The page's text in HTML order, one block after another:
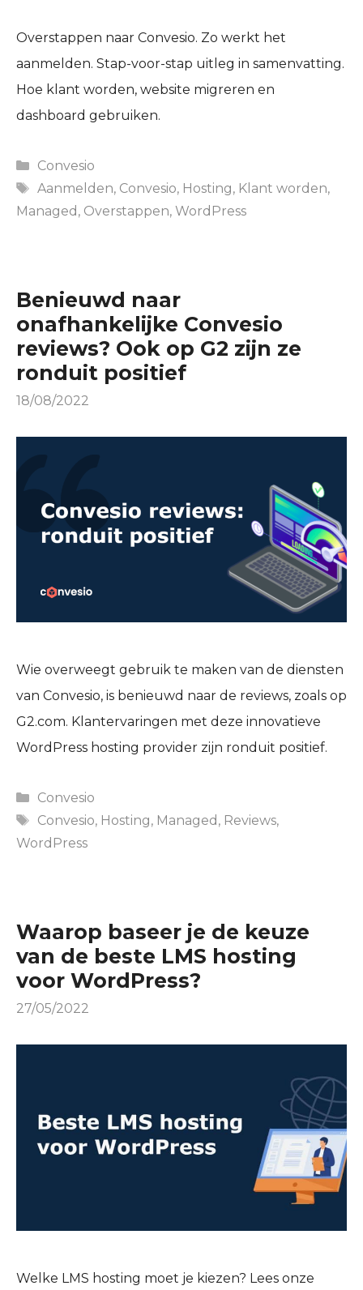
Overstappen naar Convesio. Zo werkt het
aanmelden. Stap-voor-stap uitleg in samenvatting.
Hoe klant worden, website migreren en
dashboard gebruiken.
Categories
Convesio
Tags
Aanmelden, Convesio, Hosting, Klant worden,
Managed , Overstappen, WordPress
Benieuwd naar
onafhankelijke Convesio
reviews? Ook op G2 zijn ze
ronduit positief
18/08/2022
Wie overweegt gebruik te maken van de diensten
van Convesio, is benieuwd naar de reviews, zoals op
G2.com. Klantervaringen met deze innovatieve
WordPress hosting provider zijn ronduit positief.
Categories
Convesio
Tags
Convesio, Hosting, Managed , Reviews,
WordPress
Waarop baseer je de keuze
van de beste LMS hosting
voor WordPress?
27/05/2022
Welke LMS hosting moet je kiezen? Lees onze